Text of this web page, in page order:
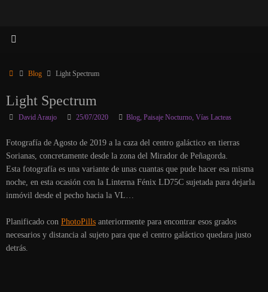
InicioBlog Light Spectrum
Light Spectrum
David Araujo 25/07/2020 Blog, Paisaje Nocturno, Vías Lacteas
Fotografía de Agosto de 2019 a la caza del centro galáctico en tierras
Sorianas, concretamente desde la zona del Mirador de Peñagorda.
Esta fotografía es una variante de unas cuantas que pude hacer esa misma
noche, en esta ocasión con la Linterna Fénix LD75C sujetada para dejarla
inmóvil desde el pecho hacia la VL…
Planificado con PhotoPills anteriormente para encontrar esos grados
necesarios y distancia al sujeto para que el centro galáctico quedara justo
detrás.